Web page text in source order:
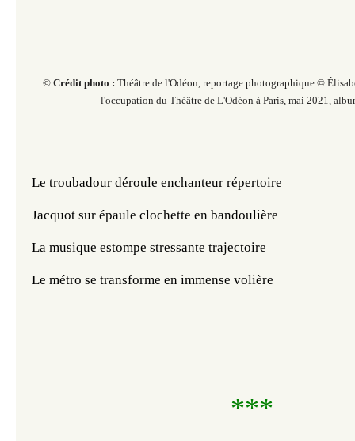
©Crédit photo : Théâtre de l'Odéon, reportage photographique ©
l'occupation du Théâtre de L'Odéon à Paris, mai 2021,
Le troubadour déroule enchanteur répertoire
Jacquot sur épaule clochette en bandoulière
La musique estompe stressante trajectoire
Le métro se transforme en immense volière
***